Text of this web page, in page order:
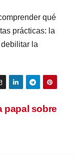
qué
prácticas: la
la
papal sobre